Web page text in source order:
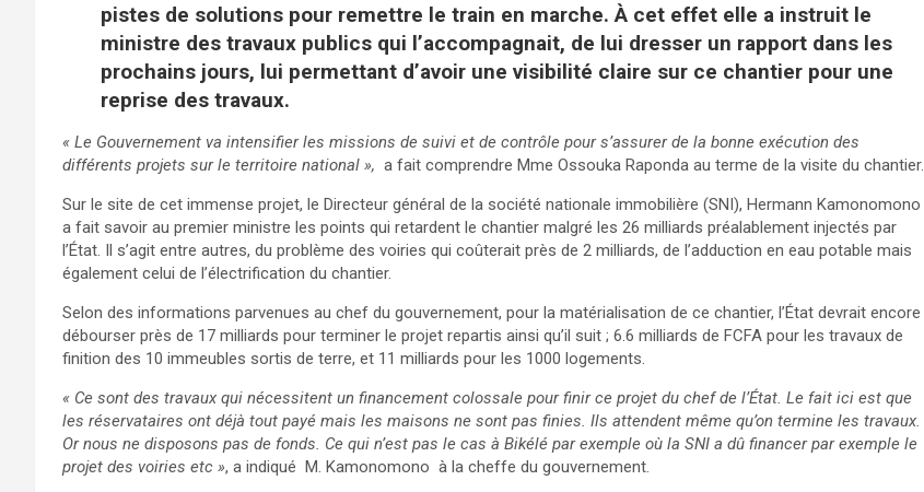
pistes de solutions pour remettre le train en marche. À cet effet elle a instruit le
ministre des travaux publics qui l’accompagnait, de lui dresser un rapport dans les
prochains jours, lui permettant d’avoir une visibilité claire sur ce chantier pour une
reprise des travaux.
« Le Gouvernement va intensifier les missions de suivi et de contrôle pour s’assurer de la bonne exécution des
différents projets sur le territoire national », a fait comprendre Mme Ossouka Raponda au terme de la visite du chantier.
Sur le site de cet immense projet, le Directeur général de la société nationale immobilière (SNI), Hermann Kamonomono
a fait savoir au premier ministre les points qui retardent le chantier malgré les 26 milliards préalablement injectés par
l’État. Il s’agit entre autres, du problème des voiries qui coûterait près de 2 milliards, de l’adduction en eau potable mais
également celui de l’électrification du chantier.
Selon des informations parvenues au chef du gouvernement, pour la matérialisation de ce chantier, l’État devrait encore
débourser près de 17 milliards pour terminer le projet repartis ainsi qu’il suit ; 6.6 milliards de FCFA pour les travaux de
finition des 10 immeubles sortis de terre, et 11 milliards pour les 1000 logements.
« Ce sont des travaux qui nécessitent un financement colossale pour finir ce projet du chef de l’État. Le fait ici est que
les réservataires ont déjà tout payé mais les maisons ne sont pas finies. Ils attendent même qu’on termine les travaux.
Or nous ne disposons pas de fonds. Ce qui n’est pas le cas à Bikélé par exemple où la SNI a dû financer par exemple le
projet des voiries etc », a indiqué M. Kamonomono à la cheffe du gouvernement.